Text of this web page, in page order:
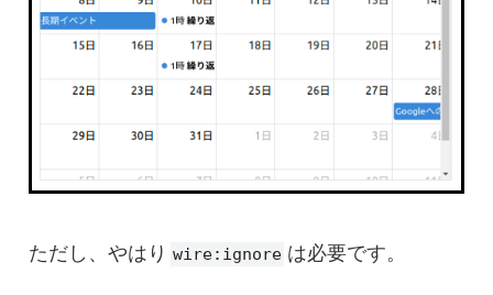
ただし、やはり wire:ignore は必要です。